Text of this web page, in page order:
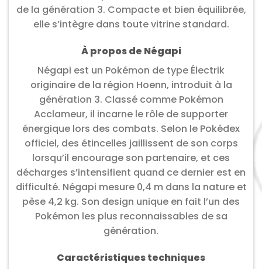
de la génération 3. Compacte et bien équilibrée,
elle s’intègre dans toute vitrine standard.
À propos de Négapi
Négapi est un Pokémon de type Électrik
originaire de la région Hoenn, introduit à la
génération 3. Classé comme Pokémon
Acclameur, il incarne le rôle de supporter
énergique lors des combats. Selon le Pokédex
officiel, des étincelles jaillissent de son corps
lorsqu’il encourage son partenaire, et ces
décharges s’intensifient quand ce dernier est en
difficulté. Négapi mesure 0,4 m dans la nature et
pèse 4,2 kg. Son design unique en fait l’un des
Pokémon les plus reconnaissables de sa
génération.
Caractéristiques techniques